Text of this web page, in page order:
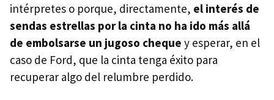
intérpretes o porque, directamente, el interés de
sendas estrellas por la cinta no ha ido más allá
de embolsarse un jugoso cheque y esperar, en el
caso de Ford, que la cinta tenga éxito para
recuperar algo del relumbre perdido.